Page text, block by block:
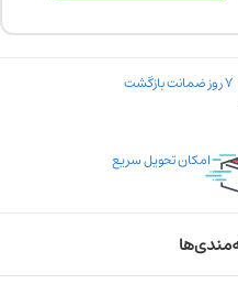
۷ روز ضمانت بازگشت
امکان تحویل سریع